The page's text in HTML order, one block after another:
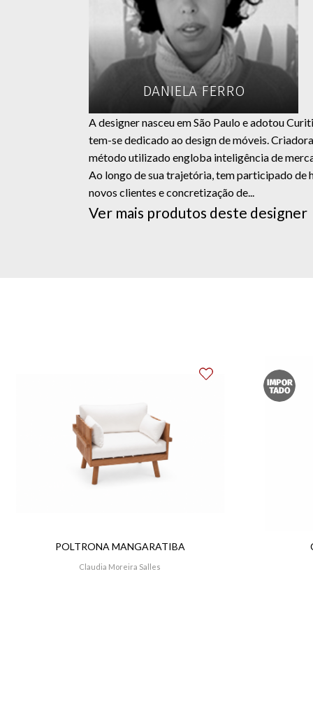
DANIELA FERRO
A designer nasceu em São Paulo e adotou
tem-se dedicado ao design de móveis.
método utilizado engloba inteligência de
Ao longo de sua trajetória, tem participado de
novos clientes e concretização de...
Ver mais produtos deste designer
POLTRONA MANGARATIBA
Claudia Moreira Salles